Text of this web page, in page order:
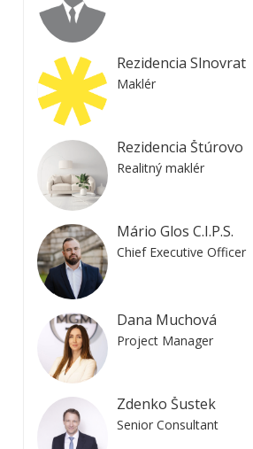
Rezidencia Slnovrat
Maklér
Rezidencia Štúrovo
Realitný maklér
Mário Glos C.I.P.S.
Chief Executive Officer
Dana Muchová
Project Manager
Zdenko Šustek
Senior Consultant